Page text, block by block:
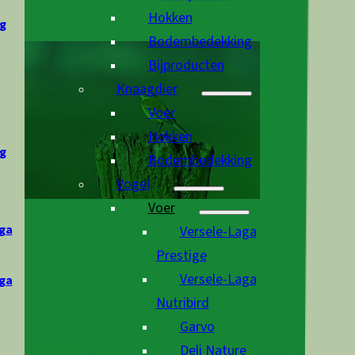
Hokken
Bodembedekking
Bijproducten
Knaagdier
Voer
Hokken
Bodembedekking
Vogel
Voer
Versele-Laga
Prestige
Versele-Laga
Nutribird
Garvo
Deli Nature